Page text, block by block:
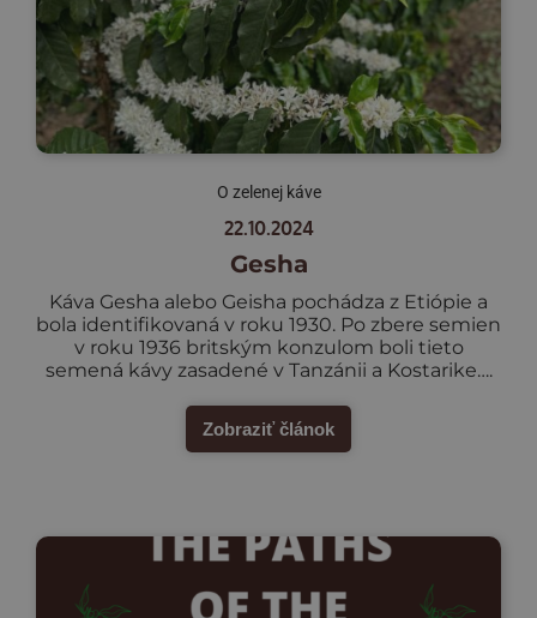
O zelenej káve
22.10.2024
Gesha
Káva Gesha alebo Geisha pochádza z Etiópie a
bola identifikovaná v roku 1930. Po zbere semien
v roku 1936 britským konzulom boli tieto
semená kávy zasadené v Tanzánii a Kostarike….
Zobraziť článok